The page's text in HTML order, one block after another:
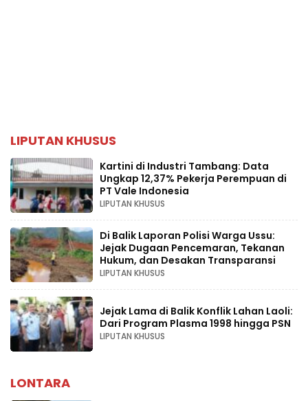
LIPUTAN KHUSUS
Kartini di Industri Tambang: Data
Ungkap 12,37% Pekerja Perempuan di
PT Vale Indonesia
LIPUTAN KHUSUS
Di Balik Laporan Polisi Warga Ussu:
Jejak Dugaan Pencemaran, Tekanan
Hukum, dan Desakan Transparansi
LIPUTAN KHUSUS
Jejak Lama di Balik Konflik Lahan Laoli:
Dari Program Plasma 1998 hingga PSN
LIPUTAN KHUSUS
LONTARA